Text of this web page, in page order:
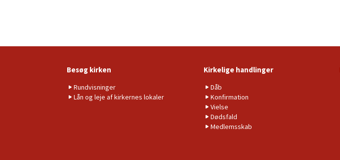
Besøg kirken
Rundvisninger
Lån og leje af kirkernes lokaler
Kirkelige handlinger
Dåb
Konfirmation
Vielse
Dødsfald
Medlemsskab